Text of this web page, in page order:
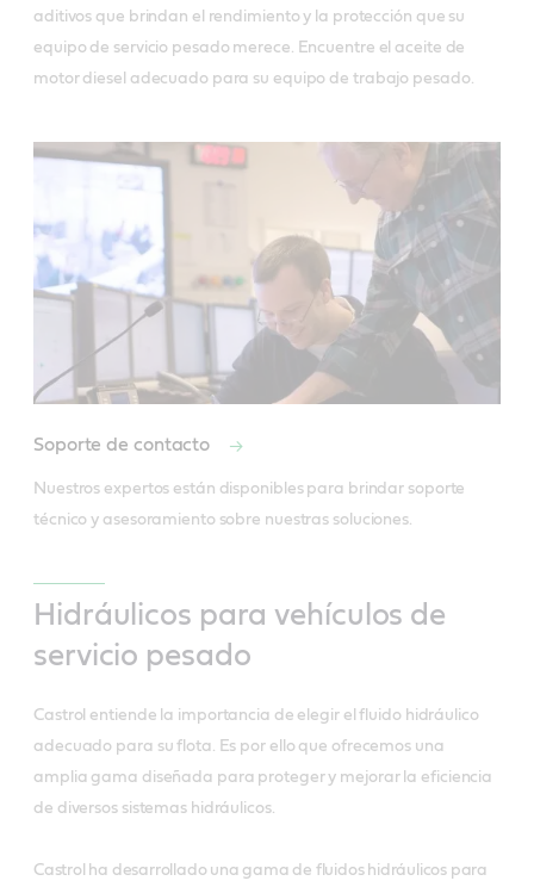
aditivos que brindan el rendimiento y la protección que su
equipo de servicio pesado merece. Encuentre el aceite de
motor diesel adecuado para su equipo de trabajo pesado.
Soporte de contacto
Nuestros expertos están disponibles para brindar soporte
técnico y asesoramiento sobre nuestras soluciones.
Hidráulicos para vehículos de
servicio pesado
Castrol entiende la importancia de elegir el fluido hidráulico
adecuado para su flota. Es por ello que ofrecemos una
amplia gama diseñada para proteger y mejorar la eficiencia
de diversos sistemas hidráulicos.
Castrol ha desarrollado una gama de fluidos hidráulicos para